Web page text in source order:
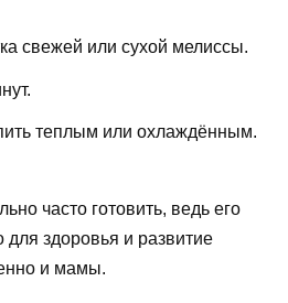
свежей или сухой мелиссы.
теплым или охлаждённым.
часто готовить, ведь его
здоровья и развитие
и мамы.